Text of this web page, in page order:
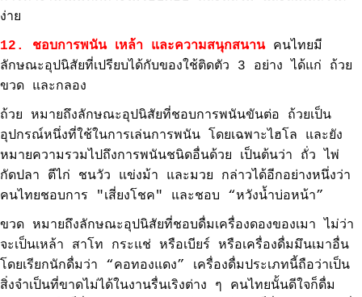
ง่าย
12. ชอบการพนัน เหล้า และความสนุกสนานคนไทยมี
ลักษณะอุปนิสัยที่เปรียบได้กับของใช้ติดตัว 3 อย่าง ได้แก่ ถ้วย
ขวด และกลอง
ถ้วย หมายถึงลักษณะอุปนิสัยที่ชอบการพนันขันต่อ ถ้วยเป็น
อุปกรณ์หนึ่งที่ใช้ในการเล่นการพนัน โดยเฉพาะไฮโล และยัง
หมายความรวมไปถึงการพนันชนิดอื่นด้วย เป็นต้นว่า ถั่ว ไพ่
กัดปลา ตีไก่ ชนวัว แข่งม้า และมวย กล่าวได้อีกอย่างหนึ่งว่า
คนไทยชอบการ "เสี่ยงโชค" และชอบ “หวังน้ำบ่อหน้า”
ขวด หมายถึงลักษณะอุปนิสัยที่ชอบดื่มเครื่องดองของเมา ไม่ว่า
จะเป็นเหล้า สาโท กระแช่ หรือเบียร์ หรือเครื่องดื่มมึนเมาอื่น
โดยเรียกนักดื่มว่า “คอทองแดง” เครื่องดื่มประเภทนี้ถือว่าเป็น
สิ่งจำเป็นที่ขาดไม่ได้ในงานรื่นเริงต่าง ๆ คนไทยนั้นดีใจก็ดื่ม